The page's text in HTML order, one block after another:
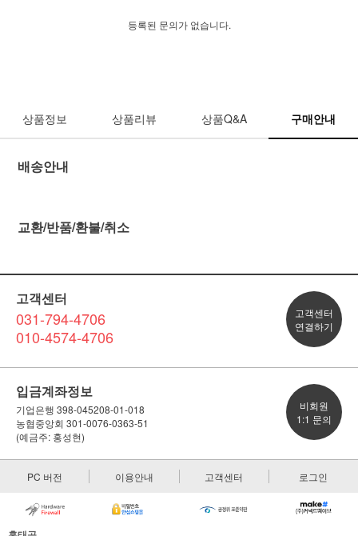
등록된 문의가 없습니다.
상품정보 상품리뷰 상품Q&A 구매안내
배송안내
교환/반품/환불/취소
고객센터
031-794-4706
010-4574-4706
고객센터
연결하기
입금계좌정보
기업은행 398-045208-01-018
농협중앙회 301-0076-0363-51
(예금주: 홍성현)
비회원
1:1 문의
PC 버전 이용안내 고객센터 로그인